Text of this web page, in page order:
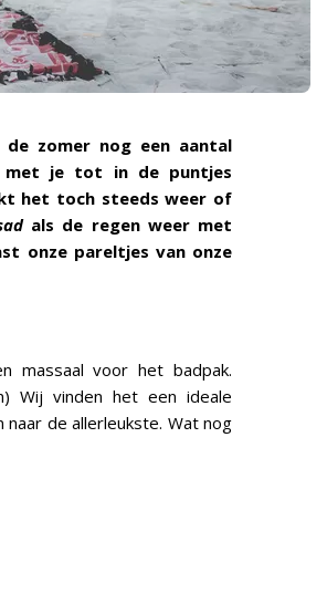
zomer nog een aantal
met je tot in de puntjes
het toch steeds weer of
als de regen weer met
onze pareltjes van onze
massaal voor het badpak.
Wij vinden het een ideale
de allerleukste. Wat nog